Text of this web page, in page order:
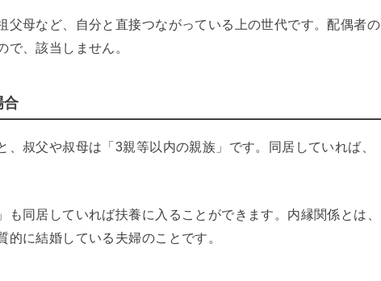
父母など、自分と直接つながっている上の世代です。配偶者の
、該当しません。
合
叔父や叔母は「3親等以内の親族」です。同居していれば、
も同居していれば扶養に入ることができます。内縁関係とは、
に結婚している夫婦のことです。